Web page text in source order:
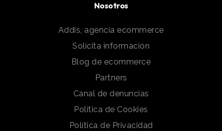
Nosotros
Addis, agencia ecommerce
Solicita información
Blog de ecommerce
Partners
Canal de denuncias
Política de Cookies
Política de Privacidad